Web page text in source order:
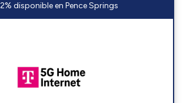
disponible en Pence Springs